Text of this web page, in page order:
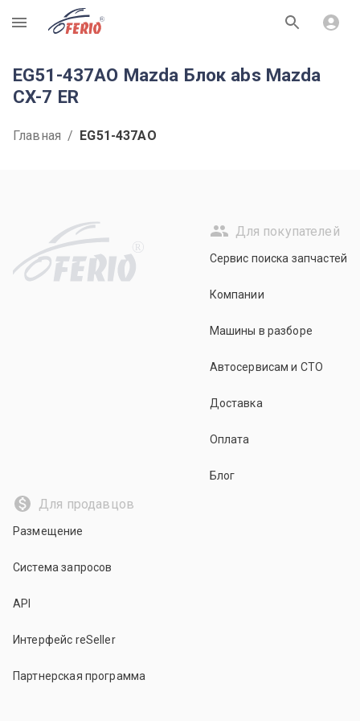
R
EG51-437AO Mazda Блок abs Mazda
CX-7 ER
Главная / EG51-437AO
R
Для покупателей
Сервис поиска запчастей
Компании
Машины в разборе
Автосервисам и СТО
Доставка
Оплата
Блог
Для продавцов
Размещение
Система запросов
API
Интерфейс reSeller
Партнерская программа